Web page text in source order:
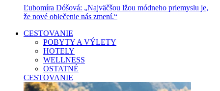
Ľubomíra Dóšová: „Najväčšou lžou módneho priemyslu je,
že nové oblečenie nás zmení.“
CESTOVANIE
POBYTY A VÝLETY
HOTELY
WELLNESS
OSTATNÉ
CESTOVANIE